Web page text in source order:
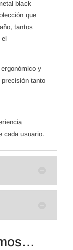
black
que
tantos
el
y
tanto
cada usuario.